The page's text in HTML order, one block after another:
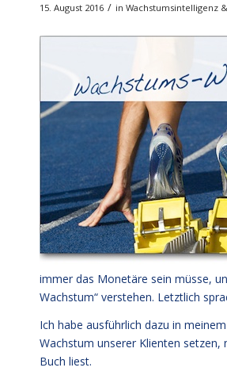
15. August 2016 / in Wachstumsintelligenz
immer das Monetäre sein müsse,
Wachstum“ verstehen. Letztlich
Ich habe ausführlich dazu in
Wachstum unserer Klienten setzen,
Buch liest.